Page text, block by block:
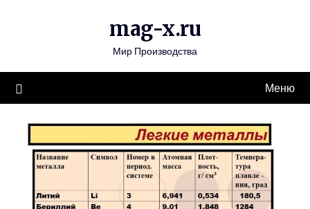
mag-x.ru
Мир Производства
Меню